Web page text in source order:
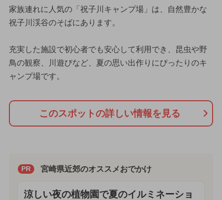
家族連れに人気の「祝子川キャンプ場」は、自然豊かな
祝子川渓谷のそばにあります。
充実した施設で初心者でも安心して利用でき、昆虫や野
鳥の観察、川遊びなど、夏の思い出作りにぴったりのキ
ャンプ場です。
このスポットの詳しい情報を見る
PR 宮崎県近郊のオススメおでかけ
涼しい夜の植物園で夏のイルミネーショ